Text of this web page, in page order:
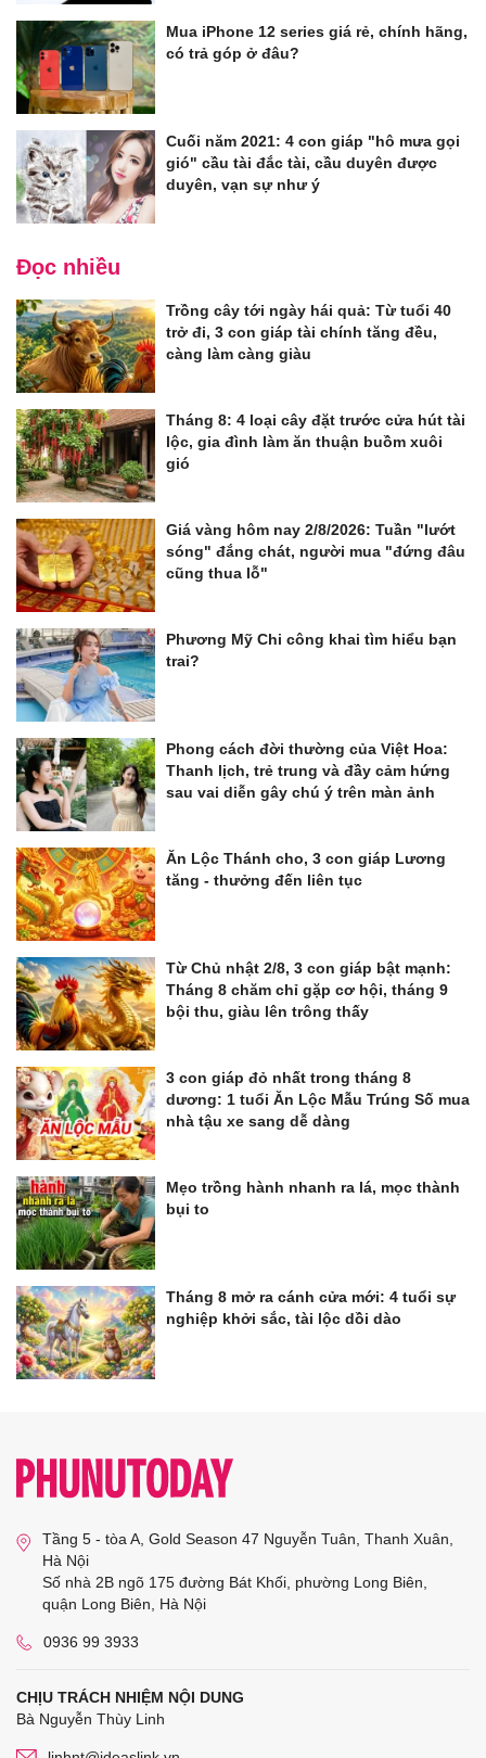
Mua iPhone 12 series giá rẻ, chính hãng,
có trả góp ở đâu?
Cuối năm 2021: 4 con giáp "hô mưa gọi
gió" cầu tài đắc tài, cầu duyên được
duyên, vạn sự như ý
Đọc nhiều
Trồng cây tới ngày hái quả: Từ tuổi 40
trở đi, 3 con giáp tài chính tăng đều,
càng làm càng giàu
Tháng 8: 4 loại cây đặt trước cửa hút tài
lộc, gia đình làm ăn thuận buồm xuôi
gió
Giá vàng hôm nay 2/8/2026: Tuần "lướt
sóng" đắng chát, người mua "đứng đâu
cũng thua lỗ"
Phương Mỹ Chi công khai tìm hiểu bạn
trai?
Phong cách đời thường của Việt Hoa:
Thanh lịch, trẻ trung và đầy cảm hứng
sau vai diễn gây chú ý trên màn ảnh
Ăn Lộc Thánh cho, 3 con giáp Lương
tăng - thưởng đến liên tục
Từ Chủ nhật 2/8, 3 con giáp bật mạnh:
Tháng 8 chăm chỉ gặp cơ hội, tháng 9
bội thu, giàu lên trông thấy
3 con giáp đỏ nhất trong tháng 8
dương: 1 tuổi Ăn Lộc Mẫu Trúng Số mua
nhà tậu xe sang dễ dàng
Mẹo trồng hành nhanh ra lá, mọc thành
bụi to
Tháng 8 mở ra cánh cửa mới: 4 tuổi sự
nghiệp khởi sắc, tài lộc dồi dào
Tầng 5 - tòa A, Gold Season 47 Nguyễn Tuân, Thanh Xuân,
Hà Nội
Số nhà 2B ngõ 175 đường Bát Khối, phường Long Biên,
quận Long Biên, Hà Nội
0936 99 3933
CHỊU TRÁCH NHIỆM NỘI DUNG
Bà Nguyễn Thùy Linh